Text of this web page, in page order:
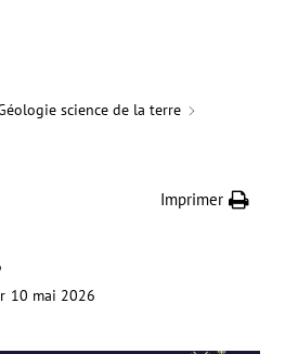
science de la terre
Imprimer
10 mai 2026